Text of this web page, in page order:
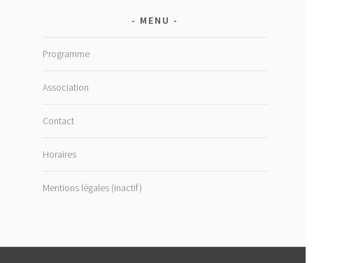
MENU
Programme
Association
Contact
Horaires
Mentions légales (inactif)